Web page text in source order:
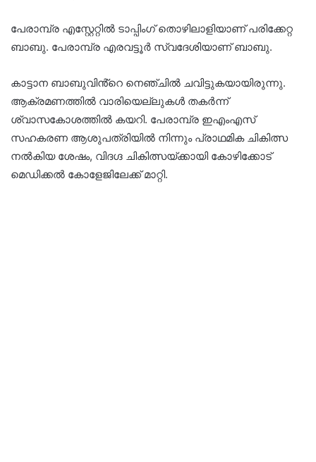
പേരാമ്പ്ര എസ്റ്റേറ്റില്‍ ടാപ്പിംഗ് തൊഴിലാളിയാണ് പരിക്കേറ്റ
ബാബു. പേരാമ്പ്ര എരവട്ടൂർ സ്വദേശിയാണ് ബാബു.
കാട്ടാന ബാബുവിൻ്റെ നെഞ്ചില്‍ ചവിട്ടുകയായിരുന്നു.
ആക്രമണത്തില്‍ വാരിയെല്ലുകൾ തകർന്ന്
ശ്വാസകോശത്തിൽ കയറി. പേരാമ്പ്ര ഇഎംഎസ്
സഹകരണ ആശുപത്രിയിൽ നിന്നും പ്രാഥമിക ചികിത്സ
നൽകിയ ശേഷം, വിദഗ്ദ ചികിത്സയ്ക്കായി കോഴിക്കോട്
മെഡിക്കൽ കോളേജിലേക്ക് മാറ്റി.